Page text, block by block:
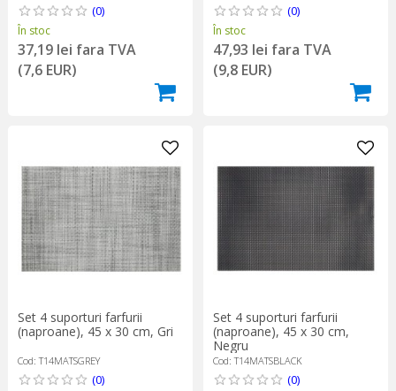
(0)
În stoc
37,19 lei fara TVA
(7,6 EUR)
(0)
În stoc
47,93 lei fara TVA
(9,8 EUR)
Set 4 suporturi farfurii
(naproane), 45 x 30 cm, Gri
Cod: T14MATSGREY
(0)
Set 4 suporturi farfurii
(naproane), 45 x 30 cm,
Negru
Cod: T14MATSBLACK
(0)